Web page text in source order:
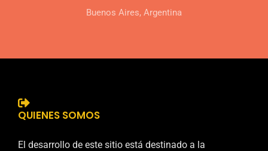
Buenos Aires, Argentina
QUIENES SOMOS
El desarrollo de este sitio está destinado a la